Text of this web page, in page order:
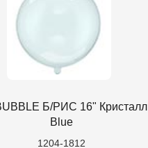
Б/РИС 16" Кристалл
Blue
1204-1812